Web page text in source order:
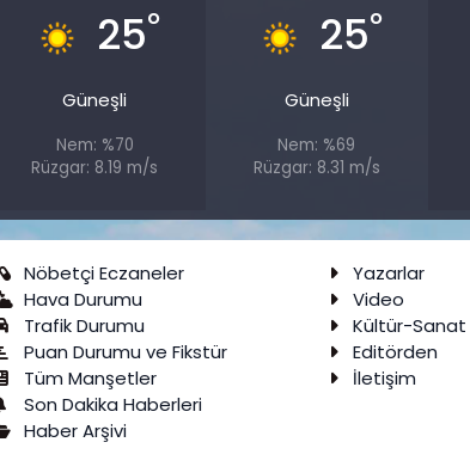
25°
Güneşli
Nem: %70
Rüzgar: 8.19 m/s
25°
Güneşli
Nem: %69
Rüzgar: 8.31 m/s
Nöbetçi Eczaneler
Hava Durumu
Trafik Durumu
Puan Durumu ve Fikstür
Tüm Manşetler
Son Dakika Haberleri
Haber Arşivi
Yazarlar
Video
Kültür-Sanat
Editörden
İletişim